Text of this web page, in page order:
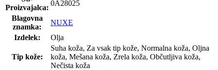
Proizvajalca:
0A28025
Blagovna
znamka:
NUXE
Izdelek:
Olja
Tip kože:
Suha koža, Za vsak tip kože, Normalna koža, Oljna
koža, Mešana koža, Zrela koža, Občutljiva koža,
Nečista koža